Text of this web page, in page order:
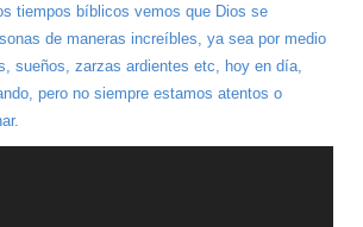
tiempos bíblicos vemos que Dios se
de maneras increíbles, ya sea por medio
sueños, zarzas ardientes etc, hoy en día,
pero no siempre estamos atentos o